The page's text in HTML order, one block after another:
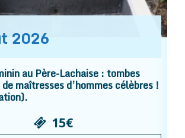
2026
au Père-Lachaise : tombes
de maîtresses d’hommes célèbres !
15€